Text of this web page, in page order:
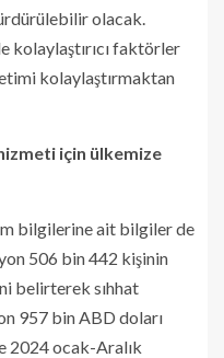
olacak.
kolaylaştırıcı faktörler
kolaylaştırmaktan
için ülkemize
bilgilerine ait bilgiler de
506 bin 442 kişinin
belirterek sıhhat
957 bin ABD doları
2024 ocak-Aralık